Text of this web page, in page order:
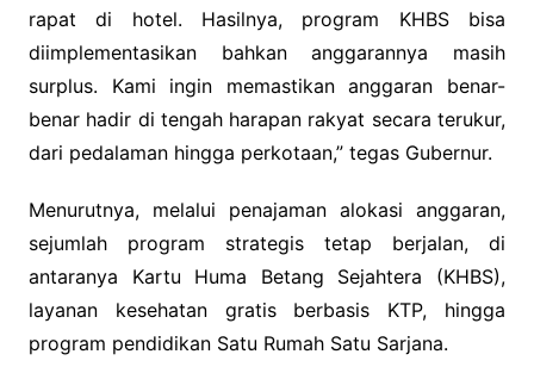
rapat di hotel. Hasilnya, program KHBS bisa
diimplementasikan bahkan anggarannya masih
surplus. Kami ingin memastikan anggaran benar-
benar hadir di tengah harapan rakyat secara terukur,
dari pedalaman hingga perkotaan,” tegas Gubernur.
Menurutnya, melalui penajaman alokasi anggaran,
sejumlah program strategis tetap berjalan, di
antaranya Kartu Huma Betang Sejahtera (KHBS),
layanan kesehatan gratis berbasis KTP, hingga
program pendidikan Satu Rumah Satu Sarjana.